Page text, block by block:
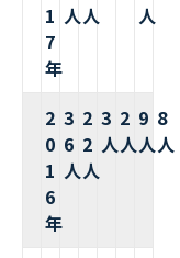
1
7
年
人人
人
2
0
1
6
年
3
6
人
2
2
人
3
人
2
人
9
人
8
人